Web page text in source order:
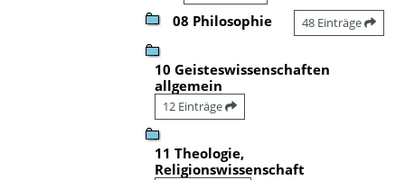
08 Philosophie 48 Einträge
10 Geisteswissenschaften
allgemein
12 Einträge
11 Theologie,
Religionswissenschaft